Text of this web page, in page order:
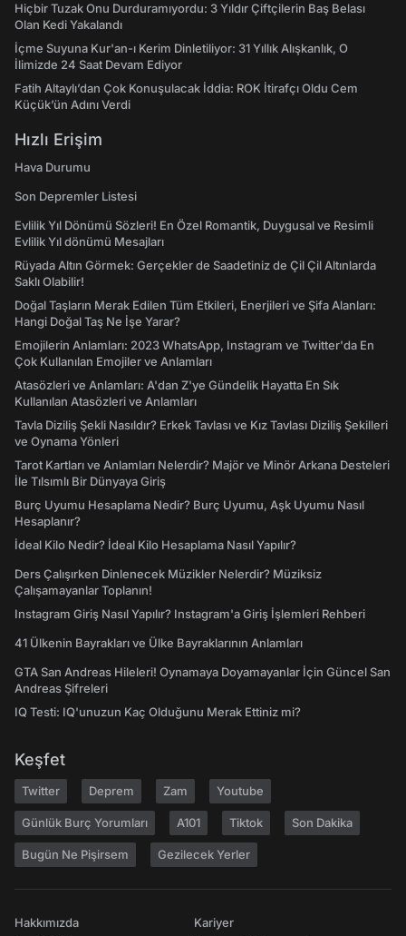
Hiçbir Tuzak Onu Durduramıyordu: 3 Yıldır Çiftçilerin Baş Belası
Olan Kedi Yakalandı
İçme Suyuna Kur'an-ı Kerim Dinletiliyor: 31 Yıllık Alışkanlık, O
İlimizde 24 Saat Devam Ediyor
Fatih Altaylı’dan Çok Konuşulacak İddia: ROK İtirafçı Oldu Cem
Küçük’ün Adını Verdi
Hızlı Erişim
Hava Durumu
Son Depremler Listesi
Evlilik Yıl Dönümü Sözleri! En Özel Romantik, Duygusal ve Resimli
Evlilik Yıl dönümü Mesajları
Rüyada Altın Görmek: Gerçekler de Saadetiniz de Çil Çil Altınlarda
Saklı Olabilir!
Doğal Taşların Merak Edilen Tüm Etkileri, Enerjileri ve Şifa Alanları:
Hangi Doğal Taş Ne İşe Yarar?
Emojilerin Anlamları: 2023 WhatsApp, Instagram ve Twitter'da En
Çok Kullanılan Emojiler ve Anlamları
Atasözleri ve Anlamları: A'dan Z'ye Gündelik Hayatta En Sık
Kullanılan Atasözleri ve Anlamları
Tavla Diziliş Şekli Nasıldır? Erkek Tavlası ve Kız Tavlası Diziliş Şekilleri
ve Oynama Yönleri
Tarot Kartları ve Anlamları Nelerdir? Majör ve Minör Arkana Desteleri
İle Tılsımlı Bir Dünyaya Giriş
Burç Uyumu Hesaplama Nedir? Burç Uyumu, Aşk Uyumu Nasıl
Hesaplanır?
İdeal Kilo Nedir? İdeal Kilo Hesaplama Nasıl Yapılır?
Ders Çalışırken Dinlenecek Müzikler Nelerdir? Müziksiz
Çalışamayanlar Toplanın!
Instagram Giriş Nasıl Yapılır? Instagram'a Giriş İşlemleri Rehberi
41 Ülkenin Bayrakları ve Ülke Bayraklarının Anlamları
GTA San Andreas Hileleri! Oynamaya Doyamayanlar İçin Güncel San
Andreas Şifreleri
IQ Testi: IQ'unuzun Kaç Olduğunu Merak Ettiniz mi?
Keşfet
Twitter Deprem Zam Youtube
Günlük Burç Yorumları A101 Tiktok Son Dakika
Bugün Ne Pişirsem Gezilecek Yerler
Hakkımızda
Kariyer